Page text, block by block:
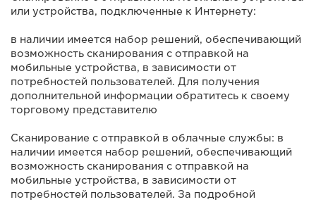
или устройства, подключенные к Интернету:
в наличии имеется набор решений, обеспечивающий
возможность сканирования с отправкой на
мобильные устройства, в зависимости от
потребностей пользователей. Для получения
дополнительной информации обратитесь к своему
торговому представителю
Сканирование с отправкой в облачные службы: в
наличии имеется набор решений, обеспечивающий
возможность сканирования с отправкой на
мобильные устройства, в зависимости от
потребностей пользователей. За подробной